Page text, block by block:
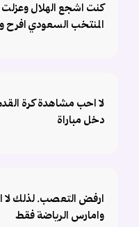
كنت اشجع الهلال وعزلت
المنتخب السعودي
لا احب مشاهدة كرة
دخل مباراة
ارفض التعصب. لذلك لا
وامارس الرياضة فقط